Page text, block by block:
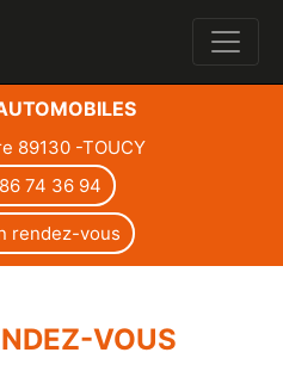
89130 -TOUCY
74 36 94
rendez-vous
VOUS